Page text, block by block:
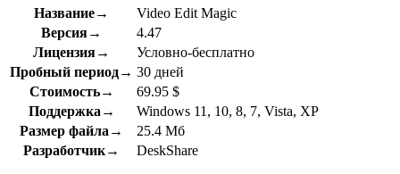
Название→
Video Edit Magic
Версия→
4.47
Лицензия→
Условно-бесплатно
Пробный период→ 30 дней
Стоимость→
69.95 $
Поддержка→
Windows 11, 10, 8, 7, Vista, XP
Размер файла→
25.4 Мб
Разработчик→
DeskShare